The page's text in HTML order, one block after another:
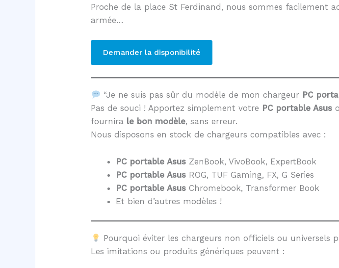
Proche de la place St Ferdinand, nous sommes facilement
armée…
Demander la disponibilité
“Je ne suis pas sûr du modèle de mon chargeur PC
Pas de souci ! Apportez simplement votre PC portable Asus
fournira le bon modèle, sans erreur.
Nous disposons en stock de chargeurs compatibles avec :
PC portable Asus ZenBook, VivoBook, ExpertBook
PC portable Asus ROG, TUF Gaming, FX, G Series
PC portable AsusChromebook, Transformer Book
Et bien d’autres modèles !
Pourquoi éviter les chargeurs non officiels ou universels
Les imitations ou produits génériques peuvent :